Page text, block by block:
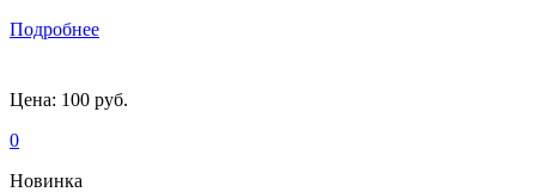
Подробнее
Цена: 100 руб.
0
Новинка